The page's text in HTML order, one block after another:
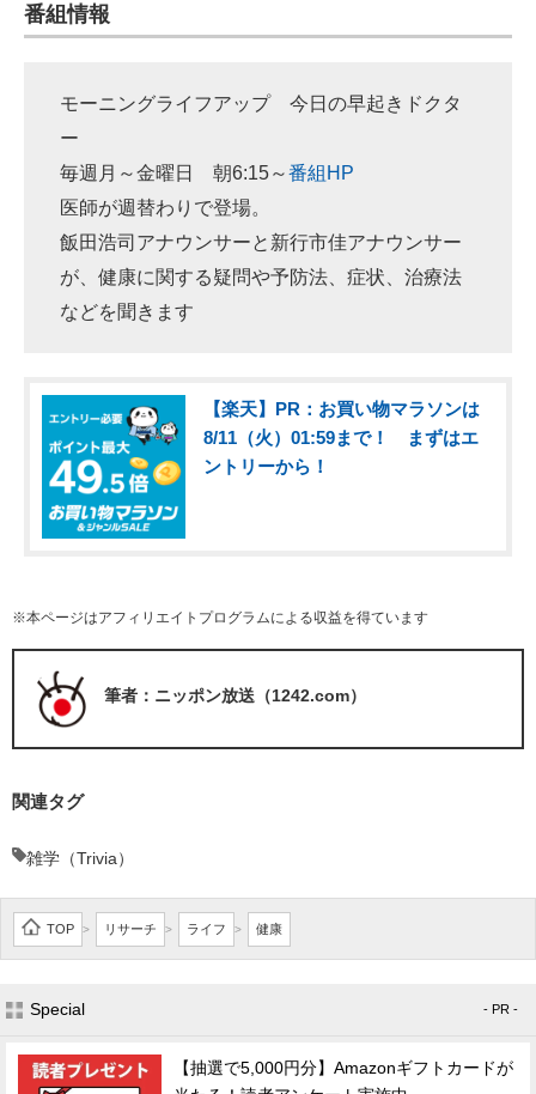
番組情報
モーニングライフアップ 今日の早起きドクタ
ー
毎週月～金曜日 朝6:15～番組HP
医師が週替わりで登場。
飯田浩司アナウンサーと新行市佳アナウンサー
が、健康に関する疑問や予防法、症状、治療法
などを聞きます
【楽天】PR：お買い物マラソンは
8/11（火）01:59まで！ まずはエ
ントリーから！
※本ページはアフィリエイトプログラムによる収益を得ています
筆者：ニッポン放送（1242.com）
関連タグ
雑学（Trivia）
TOP > リサーチ > ライフ > 健康
Special - PR -
【抽選で5,000円分】Amazonギフトカードが